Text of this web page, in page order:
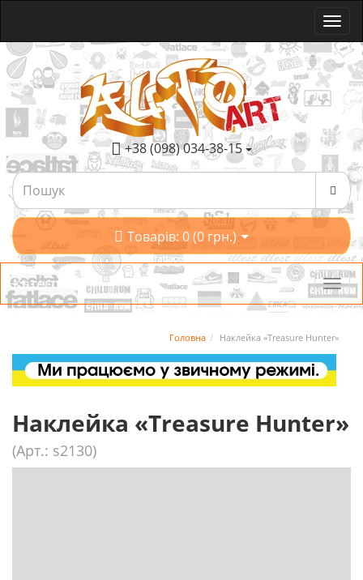
+38 (098) 034-38-15
Товарів: 0 (0 грн.)
Категорії
Головна Наклейка «Treasure Hunter»
Наклейка «Treasure Hunter»
(Арт.: s2130)